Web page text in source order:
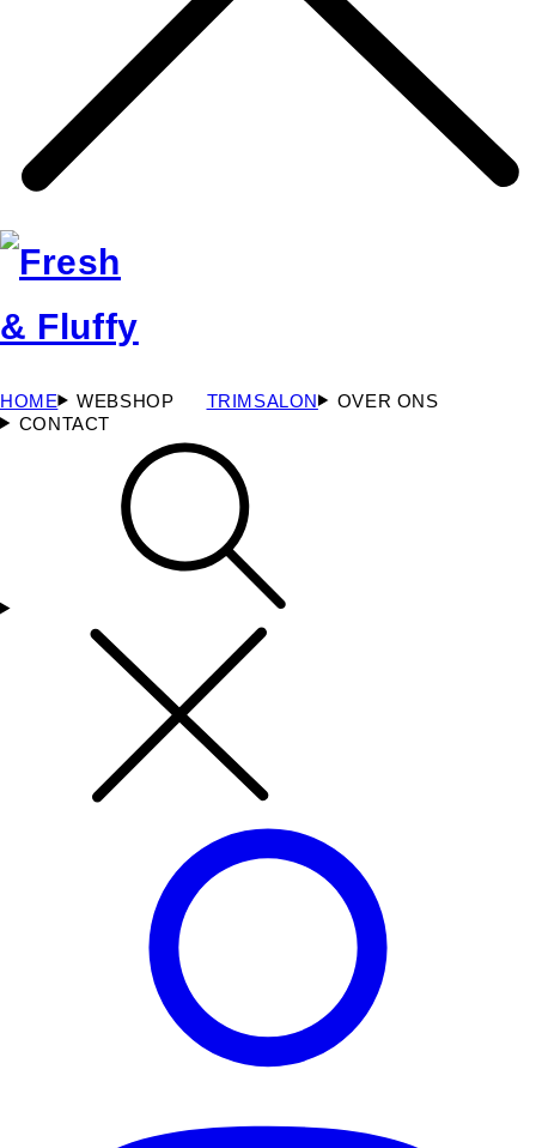
HOME WEBSHOP TRIMSALON
OVER ONS
CONTACT